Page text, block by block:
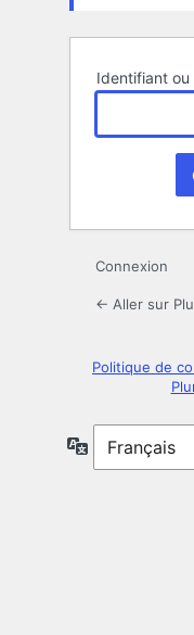
Identifiant ou
Connexion
← Aller sur
Politique de
Langue